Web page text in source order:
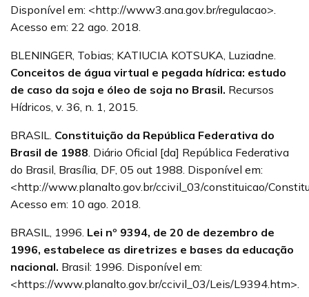
Disponível em: <http://www3.ana.gov.br/regulacao>.
Acesso em: 22 ago. 2018.
BLENINGER, Tobias; KATIUCIA KOTSUKA, Luziadne.
Conceitos de água virtual e pegada hídrica: estudo
de caso da soja e óleo de soja no Brasil. Recursos
Hídricos, v. 36, n. 1, 2015.
BRASIL. Constituição da República Federativa do
Brasil de 1988. Diário Oficial [da] República Federativa
do Brasil, Brasília, DF, 05 out 1988. Disponível em:
<http://www.planalto.gov.br/ccivil_03/constituicao/
Acesso em: 10 ago. 2018.
BRASIL, 1996. Lei nº 9394, de 20 de dezembro de
1996, estabelece as diretrizes e bases da educação
nacional. Brasil: 1996. Disponível em:
<https://www.planalto.gov.br/ccivil_03/Leis/L9394.htm>.